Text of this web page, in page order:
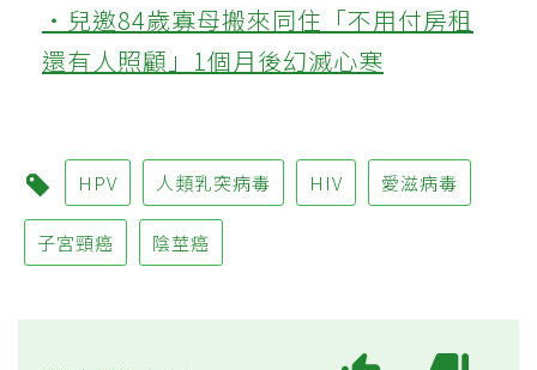
‧兒邀84歲寡母搬來同住「不用付房租
還有人照顧」1個月後幻滅心寒
HPV 人類乳突病毒 HIV 愛滋病毒
子宮頸癌 陰莖癌